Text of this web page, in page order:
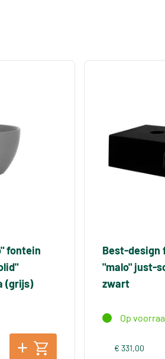
fontein
(grijs)
Best-design
"malo" just-
zwart
Op
€ 331,00